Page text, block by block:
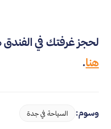
لحجز غرفتك في
هنا.
وسوم: السياحة في جدة